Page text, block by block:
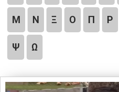
Μ Ν Ξ Ο Π Ρ
Ψ Ω